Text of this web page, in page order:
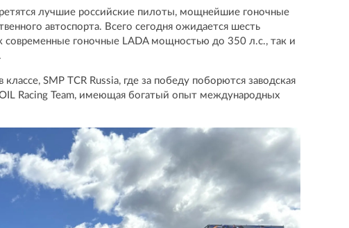
лучшие российские пилоты, мощнейшие гоночные
автоспорта. Всего сегодня ожидается шесть
современные гоночные LADA мощностью до 350 л.с., так и
классе, SMP TCR Russia, где за победу поборются заводская
Racing Team, имеющая богатый опыт международных